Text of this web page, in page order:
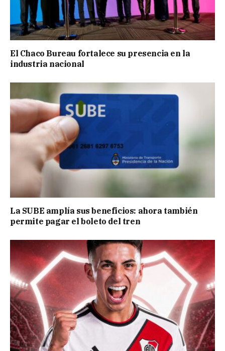
El Chaco Bureau fortalece su presencia en la
industria nacional
La SUBE amplía sus beneficios: ahora también
permite pagar el boleto del tren